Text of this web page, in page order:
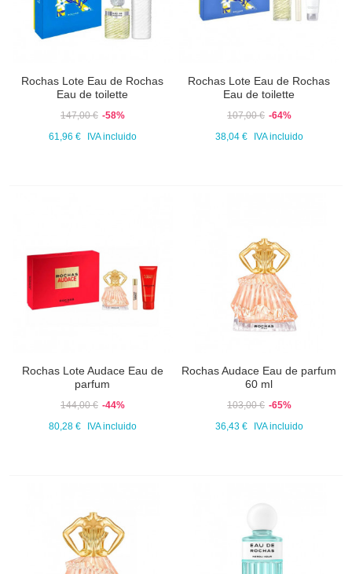
Rochas Lote Eau de Rochas
Eau de toilette
147,00 € -58%
61,96 €
IVA incluido
Rochas Lote Eau de Rochas
Eau de toilette
107,00 € -64%
38,04 €
IVA incluido
Rochas Lote Audace Eau de
parfum
144,00 € -44%
80,28 €
IVA incluido
Rochas Audace Eau de parfum
60 ml
103,00 € -65%
36,43 €
IVA incluido